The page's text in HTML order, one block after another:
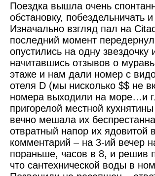
Поездка вышла очень
обстановку, побездельничать
Изначально взгляд пал на
последний момент
опустились на одну звездочку
начитавшись отзывов о
этаже и нам дали номер с
отеля D (мы нисколько $$ не
номера выходили на море…и
пригорелой местной
вечно мешала их
отвратный напор их
комментарий – на 3-ий вечер
пораньше, часов в 8, и решив
что сантехнической воды в